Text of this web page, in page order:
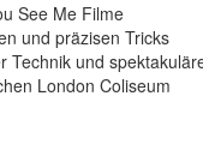
See Me Filme
und präzisen Tricks
Technik und
London Coliseum